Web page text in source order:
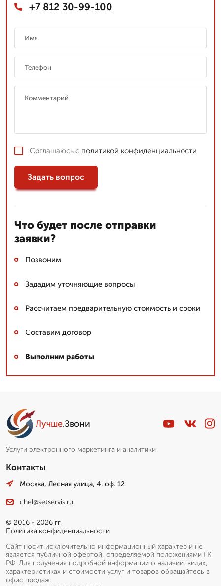
+7 812 30-99-100
Соглашаюсь с политикой конфиденциальности
Задать вопрос
Что будет после отправки
заявки?
Позвоним
Зададим уточняющие вопросы
Рассчитаем предварительную стоимость и сроки
Составим договор
Выполним работы
Лучше.Звони
Услуги электронного маркетинга и аналитики
Контакты
Москва, Лесная улица, 4. оф. 12
chel@setservis.ru
© 2016 - 2026 гг.
Политика конфиденциальности
Сайт носит исключительно информационный характер и не
является публичной офертой, определяемой положениями ГК
РФ. Для получения подробной информации о наличии, видах,
характеристиках и стоимости услуг и товаров обращайтесь в
офис продаж.
Пишет Вам...